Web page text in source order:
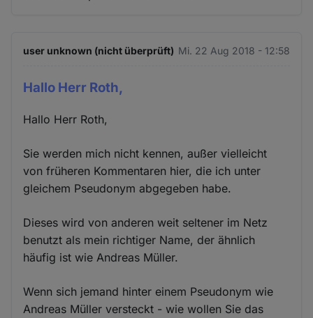
user unknown (nicht überprüft) Mi. 22 Aug 2018 - 12:58
Hallo Herr Roth,
Hallo Herr Roth,
Sie werden mich nicht kennen, außer vielleicht
von früheren Kommentaren hier, die ich unter
gleichem Pseudonym abgegeben habe.
Dieses wird von anderen weit seltener im Netz
benutzt als mein richtiger Name, der ähnlich
häufig ist wie Andreas Müller.
Wenn sich jemand hinter einem Pseudonym wie
Andreas Müller versteckt - wie wollen Sie das